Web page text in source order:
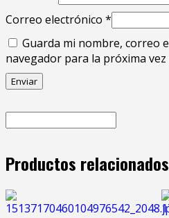
Correo electrónico *
Guarda mi nombre, correo
navegador para la próxima vez
Productos relacionados